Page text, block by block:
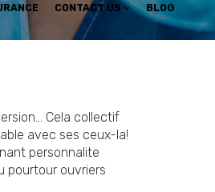
CONTACT US BLOG
Cela collectif
avec ses ceux-la!
personnalite
pourtour ouvriers